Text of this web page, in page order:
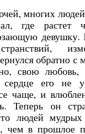
многих людей
где растет
девушку.
обратно
свою
его не
чаще, и
Теперь он
людей
чем в прошлое